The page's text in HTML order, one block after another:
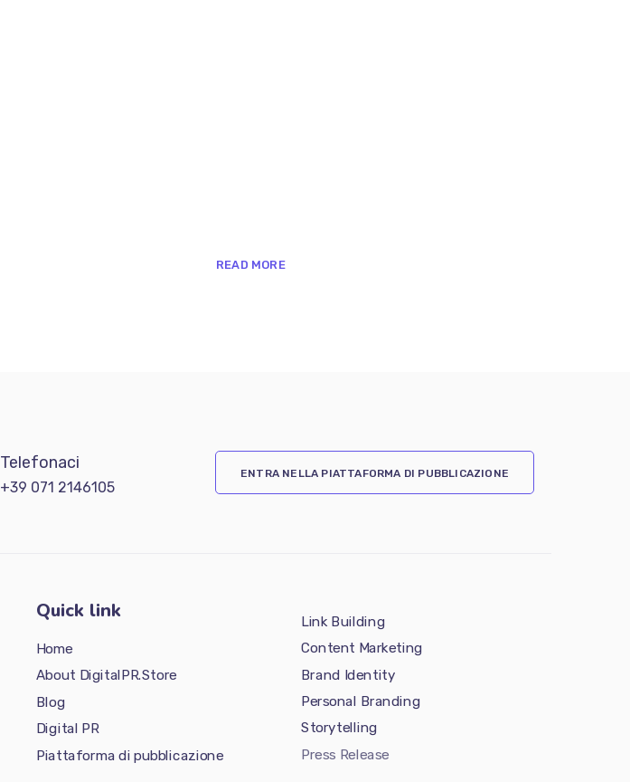
Telefonaci
+39 071 2146105
ENTRA NELLA PIATTAFORMA DI PUBBLICAZIONE
Quick link
Home
About DigitalPR.Store
Blog
Digital PR
Piattaforma di pubblicazione
Link Building
Content Marketing
Brand Identity
Personal Branding
Storytelling
Press Release